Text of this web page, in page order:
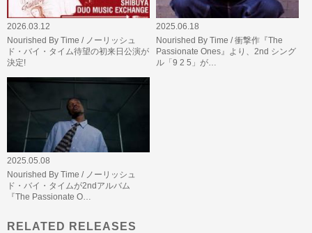
2026.03.12
Nourished By Time / ノーリッシュ
ド・バイ・タイム待望の初来日公演が
決定!
2025.06.18
Nourished By Time / 衝撃作『The
Passionate Ones』より、2nd シング
ル「9 2 5」が…
2025.05.08
Nourished By Time / ノーリッシュ
ド・バイ・タイムが2ndアルバム
『The Passionate O…
RELATED RELEASES